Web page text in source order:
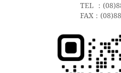
TEL ：
FAX：